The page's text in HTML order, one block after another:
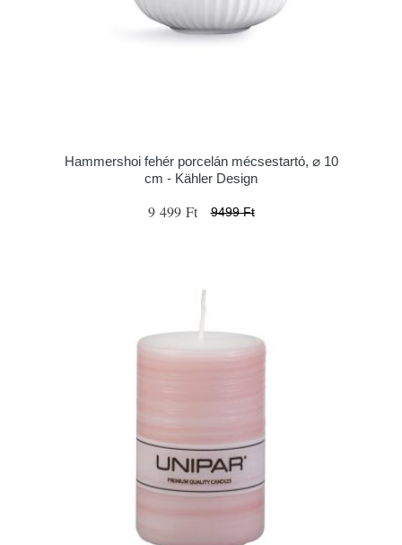
Hammershoi fehér porcelán mécsestartó, ⌀ 10
cm - Kähler Design
9 499 Ft 9499 Ft